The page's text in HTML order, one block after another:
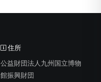
住所
公益財団法人九州国立博物
館振興財団